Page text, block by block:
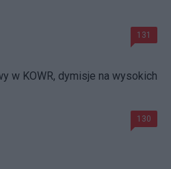
131
w KOWR, dymisje na wysokich
130